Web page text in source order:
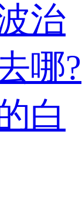
治
哪?
白